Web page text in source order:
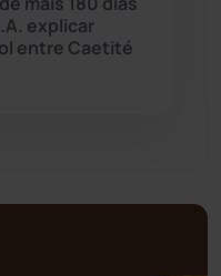
(260)
explicar
entre Caetité